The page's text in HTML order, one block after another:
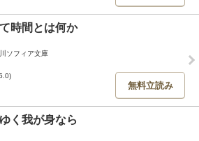
時間とは何か
ソフィア文庫
無料立読み
く我が身なら